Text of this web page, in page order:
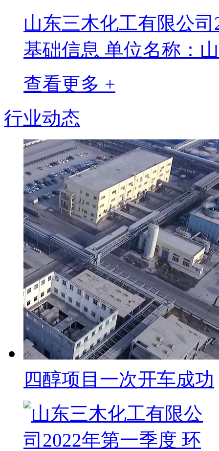
山东三木化工有限公
基础信息 单位名称：
查看更多 +
行业动态
四醇项目一次开车成功